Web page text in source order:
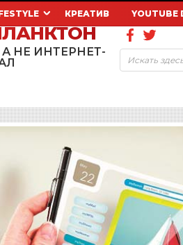
НЕ ИНТЕРНЕТ-
КРЕАТИВ YOUTUBE